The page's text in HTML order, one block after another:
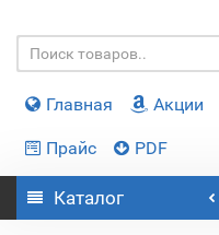
Главная Акции
Прайс PDF
Каталог